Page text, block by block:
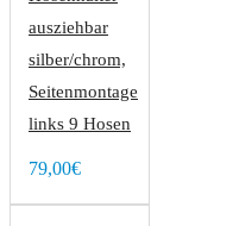
ausziehbar
silber/chrom,
Seitenmontage
links 9 Hosen
79,00€